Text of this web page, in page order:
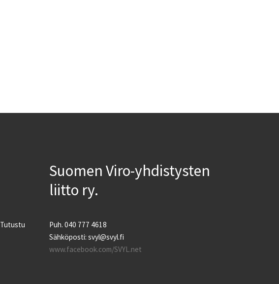
Tutustu
Suomen Viro-yhdistysten
liitto ry.
Puh. 040 777 4618
Sähköposti: svyl@svyl.fi
www.facebook.com/SVYL.net